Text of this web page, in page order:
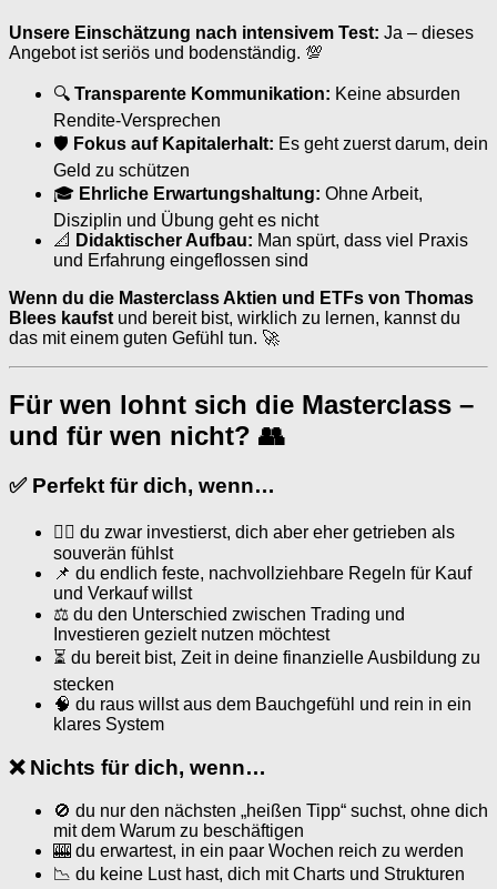
Unsere Einschätzung nach intensivem Test: Ja – dieses
Angebot ist seriös und bodenständig. 💯
🔍 Transparente Kommunikation: Keine absurden
Rendite-Versprechen
🛡 Fokus auf Kapitalerhalt: Es geht zuerst darum, dein
Geld zu schützen
🎓 Ehrliche Erwartungshaltung: Ohne Arbeit,
Disziplin und Übung geht es nicht
📐 Didaktischer Aufbau: Man spürt, dass viel Praxis
und Erfahrung eingeflossen sind
Wenn du die Masterclass Aktien und ETFs von Thomas
Blees kaufst und bereit bist, wirklich zu lernen, kannst du
das mit einem guten Gefühl tun. 🚀
Für wen lohnt sich die Masterclass –
und für wen nicht? 👥
✅ Perfekt für dich, wenn…
🏊‍♂️ du zwar investierst, dich aber eher getrieben als
souverän fühlst
📌 du endlich feste, nachvollziehbare Regeln für Kauf
und Verkauf willst
⚖ du den Unterschied zwischen Trading und
Investieren gezielt nutzen möchtest
⏳ du bereit bist, Zeit in deine finanzielle Ausbildung zu
stecken
🧠 du raus willst aus dem Bauchgefühl und rein in ein
klares System
❌ Nichts für dich, wenn…
🚫 du nur den nächsten „heißen Tipp“ suchst, ohne dich
mit dem Warum zu beschäftigen
🎰 du erwartest, in ein paar Wochen reich zu werden
📉 du keine Lust hast, dich mit Charts und Strukturen